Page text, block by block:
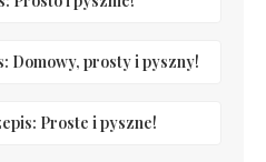
Domowy, prosty i pyszny!
Proste i pyszne!